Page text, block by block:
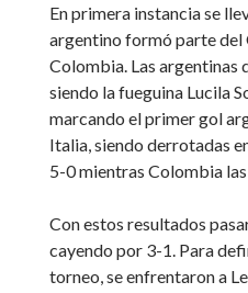
En primera instancia se
argentino formó parte del
Colombia. Las argentinas
siendo la fueguina Lucila
marcando el primer gol
Italia, siendo derrotadas
5-0 mientras Colombia
Con estos resultados
cayendo por 3-1. Para
torneo, se enfrentaron a